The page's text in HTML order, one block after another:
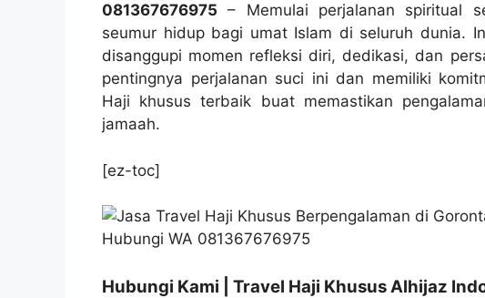
081367676975 – Memulai perjalanan spiritual
seumur hidup bagi umat Islam di seluruh dunia.
disanggupi momen refleksi diri, dedikasi, dan
pentingnya perjalanan suci ini dan memiliki
Haji khusus terbaik buat memastikan
jamaah.
[ez-toc]
Hubungi Kami | Travel Haji Khusus Alhijaz